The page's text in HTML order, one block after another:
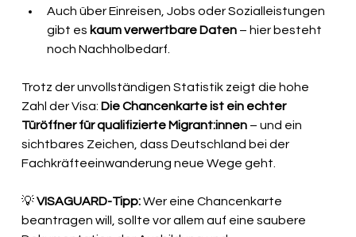
Auch über Einreisen, Jobs oder Sozialleistungen
gibt es kaum verwertbare Daten – hier besteht
noch Nachholbedarf.
Trotz der unvollständigen Statistik zeigt die hohe
Zahl der Visa: Die Chancenkarte ist ein echter
Türöffner für qualifizierte Migrant:innen – und ein
sichtbares Zeichen, dass Deutschland bei der
Fachkräfteeinwanderung neue Wege geht.
💡 VISAGUARD-Tipp: Wer eine Chancenkarte
beantragen will, sollte vor allem auf eine saubere